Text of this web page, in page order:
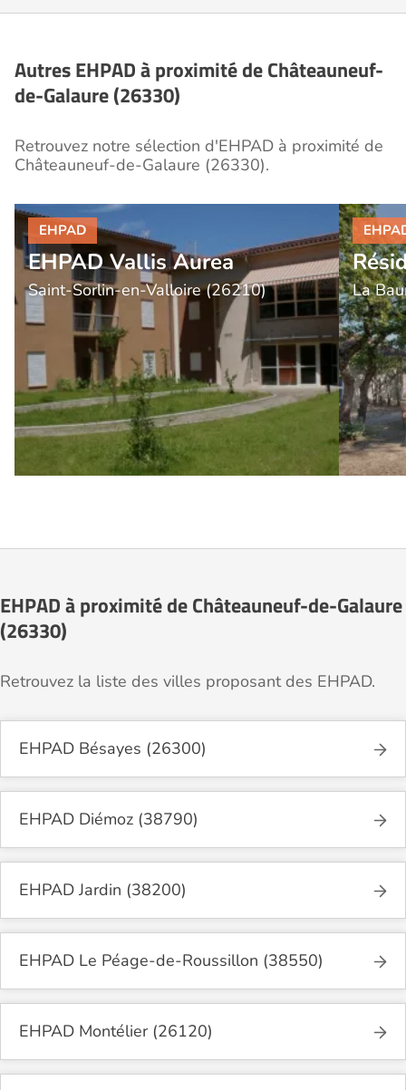
les coûts et les démarches administratives
Autres EHPAD à proximité de Châteauneuf-
de-Galaure (26330)
Retrouvez notre sélection d'EHPAD à proximité de
Châteauneuf-de-Galaure (26330).
EHPAD Vallis Aurea
Saint-Sorlin-en-Valloire (26210) La
EHPAD à proximité de Châteauneuf-de-Galaure
(26330)
Retrouvez la liste des villes proposant des EHPAD.
EHPAD Bésayes (26300)
EHPAD Diémoz (38790)
EHPAD Jardin (38200)
EHPAD Le Péage-de-Roussillon (38550)
EHPAD Montélier (26120)